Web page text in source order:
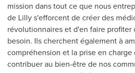
mission dans tout ce que nous
de Lilly s'efforcent de créer des
révolutionnaires et d'en faire profiter
besoin. Ils cherchent également à
compréhension et la prise en charge
contribuer au bien-être de nos